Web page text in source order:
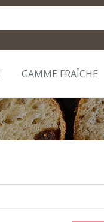
GAMME FRAÎCHE